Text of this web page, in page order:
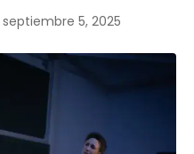
septiembre 5, 2025